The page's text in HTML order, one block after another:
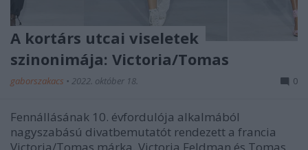
A kortárs utcai viseletek
szinonimája: Victoria/Tomas
gaborszakacs • 2022. október 18. 0
Fennállásának 10. évfordulója alkalmából
nagyszabású divatbemutatót rendezett a francia
Victoria/Tomas márka. Victoria Feldman és Tomas